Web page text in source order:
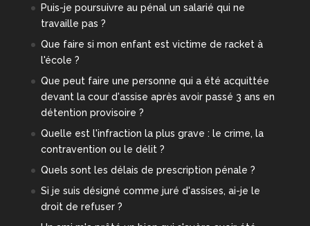
Puis-je poursuivre au pénal un salarié qui ne
travaille pas ?
Que faire si mon enfant est victime de racket à
l'école ?
Que peut faire une personne qui a été acquittée
devant la cour d'assise après avoir passé 3 ans en
détention provisoire ?
Quelle est l'infraction la plus grave : le crime, la
contravention ou le délit ?
Quels sont les délais de prescription pénale ?
Si je suis désigné comme juré d'assises, ai-je le
droit de refuser ?